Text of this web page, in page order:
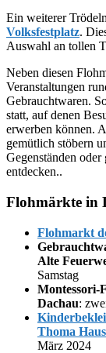
Ein weiterer
Volksfestplatz.
Auswahl an tollen
Neben diesen
Veranstaltungen
Gebrauchtwaren.
statt, auf denen
erwerben können.
gemütlich stöbern
Gegenständen
entdecken..
Flohmärkte in
Flohmarkt
Alte
Samstag
Montessori-
Dachau:
Thoma
März 2024